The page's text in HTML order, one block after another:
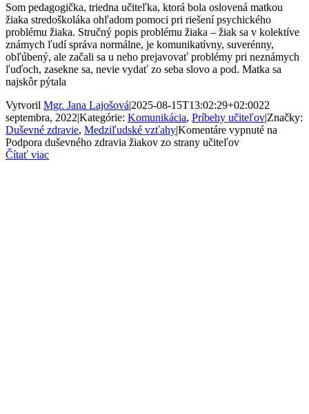
Som pedagogička, triedna učiteľka, ktorá bola oslovená matkou
žiaka stredoškoláka ohľadom pomoci pri riešení psychického
problému žiaka. Stručný popis problému žiaka – žiak sa v kolektíve
známych ľudí správa normálne, je komunikatívny, suverénny,
obľúbený, ale začali sa u neho prejavovať problémy pri neznámych
ľuďoch, zasekne sa, nevie vydať zo seba slovo a pod. Matka sa
najskôr pýtala
Vytvoril Mgr. Jana Lajošová|2025-08-15T13:02:29+02:0022
septembra, 2022|Kategórie: Komunikácia, Príbehy učiteľov|Značky:
Duševné zdravie, Medziľudské vzťahy|Komentáre vypnuté na
Podpora duševného zdravia žiakov zo strany učiteľov
Čítať viac